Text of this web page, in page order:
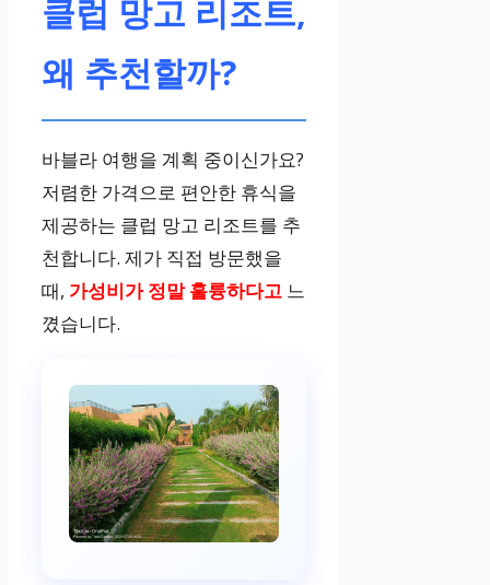
클럽 망고 리조트,
왜 추천할까?
바블라 여행을 계획 중이신가요?
저렴한 가격으로 편안한 휴식을
제공하는 클럽 망고 리조트를 추
천합니다. 제가 직접 방문했을
때, 가성비가 정말 훌륭하다고 느
꼈습니다.